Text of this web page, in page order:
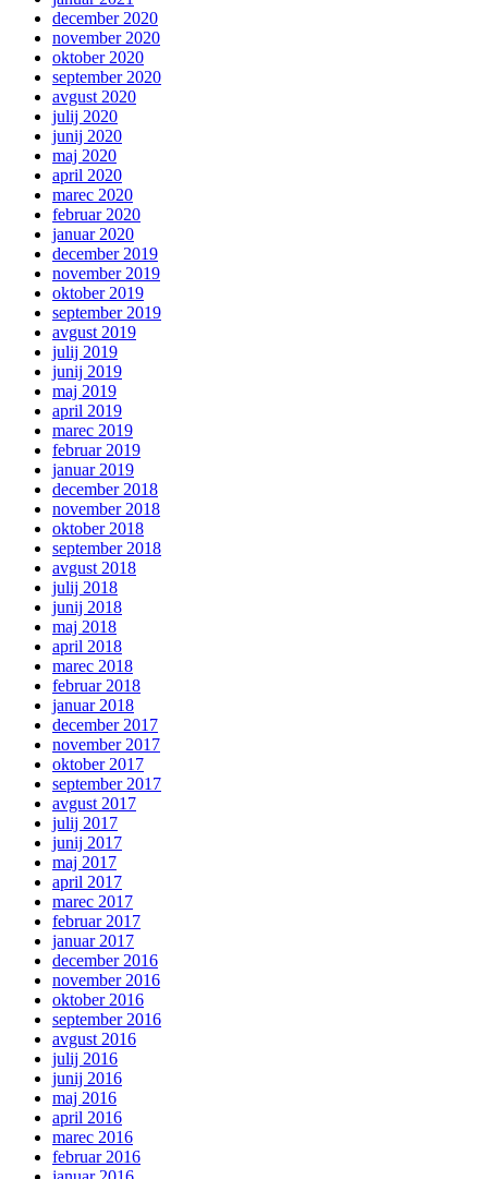
december 2020
november 2020
oktober 2020
september 2020
avgust 2020
julij 2020
junij 2020
maj 2020
april 2020
marec 2020
februar 2020
januar 2020
december 2019
november 2019
oktober 2019
september 2019
avgust 2019
julij 2019
junij 2019
maj 2019
april 2019
marec 2019
februar 2019
januar 2019
december 2018
november 2018
oktober 2018
september 2018
avgust 2018
julij 2018
junij 2018
maj 2018
april 2018
marec 2018
februar 2018
januar 2018
december 2017
november 2017
oktober 2017
september 2017
avgust 2017
julij 2017
junij 2017
maj 2017
april 2017
marec 2017
februar 2017
januar 2017
december 2016
november 2016
oktober 2016
september 2016
avgust 2016
julij 2016
junij 2016
maj 2016
april 2016
marec 2016
februar 2016